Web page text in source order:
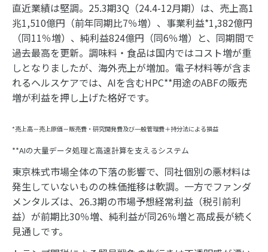
直近業績は堅調。25.3期3Q（24.4-12月期）は、売上高1
兆1,510億円（前年同期比7％増）、事業利益*1,382億円
（同11％増）、純利益824億円（同6％増）と、同期間で
過去最高を更新。調味料・食品は国内ではコスト増が重
しとなりましたが、海外売上が増加。電子材料等が含ま
れるヘルスケアでは、AIを含むHPC**用途のABFの販売
増が利益を押し上げた格好です。
*売上高－売上原価－販売費・研究開発費及び一般管理費＋持分法による損益
**AIの大量データ処理と高速計算を支えるシステム
東京株式市場全体の下落の影響で、同社個別の悪材料は
発生していないものの株価推移は軟調。一方でファンダ
メンタルズは、26.3期の市場予想経常利益（税引前利
益）が前期比30％増、純利益が同26％増と高成長が続く
見通しです。